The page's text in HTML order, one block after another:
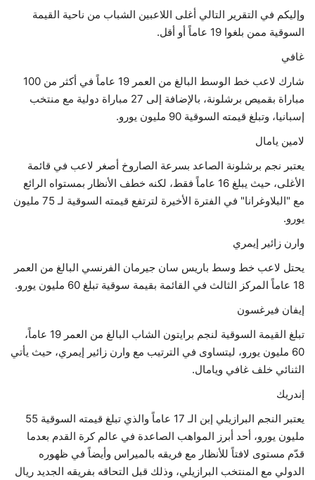
وإليكم في التقرير التالي أغلى اللاعبين الشباب من ناحية القيمة
السوقية ممن بلغوا 19 عاماً أو أقل.
غافي
شارك لاعب خط الوسط البالغ من العمر 19 عاماً في أكثر من 100
مباراة بقميص برشلونة، بالإضافة إلى 27 مباراة دولية مع منتخب
إسبانيا، وتبلغ قيمته السوقية 90 مليون يورو.
لامين يامال
يعتبر نجم برشلونة الصاعد بسرعة الصاروخ أصغر لاعب في قائمة
الأغلى، حيث يبلغ 16 عاماً فقط، لكنه خطف الأنظار بمستواه الرائع
مع "البلاوغرانا" في الفترة الأخيرة لترتفع قيمته السوقية لـ 75 مليون
يورو.
وارن زائير إيمري
يحتل لاعب خط وسط باريس سان جيرمان الفرنسي البالغ من العمر
18 عاماً المركز الثالث في القائمة بقيمة سوقية تبلغ 60 مليون يورو.
إيفان فيرغسون
تبلغ القيمة السوقية لنجم برايتون الشاب البالغ من العمر 19 عاماً،
60 مليون يورو، ليتساوى في الترتيب مع وارن زائير إيمري، حيث يأتي
الثنائي خلف غافي ويامال.
إندريك
يعتبر النجم البرازيلي إبن الـ 17 عاماً والذي تبلغ قيمته السوقية 55
مليون يورو، أحد أبرز المواهب الصاعدة في عالم كرة القدم بعدما
قدّم مستوى لافتاً للأنظار مع فريقه بالميراس وأيضاً في ظهوره
الدولي مع المنتخب البرازيلي، وذلك قبل التحاقه بفريقه الجديد ريال